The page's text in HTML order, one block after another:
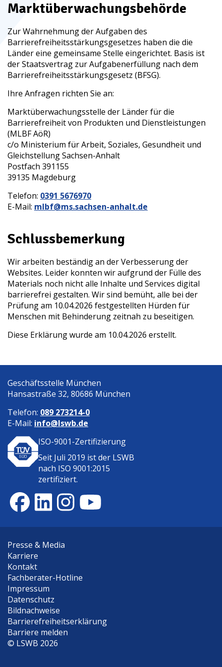
Marktüberwachungsbehörde
Zur Wahrnehmung der Aufgaben des
Barrierefreiheitsstärkungsgesetzes haben die die
Länder eine gemeinsame Stelle eingerichtet. Basis ist
der Staatsvertrag zur Aufgabenerfüllung nach dem
Barrierefreiheitsstärkungsgesetz (BFSG).
Ihre Anfragen richten Sie an:
Marktüberwachungsstelle der Länder für die
Barrierefreiheit von Produkten und Dienstleistungen
(MLBF AöR)
c/o Ministerium für Arbeit, Soziales, Gesundheit und
Gleichstellung Sachsen-Anhalt
Postfach 391155
39135 Magdeburg
Telefon: 0391 5676970
E-Mail: mlbf@ms.sachsen-anhalt.de
Schlussbemerkung
Wir arbeiten beständig an der Verbesserung der
Websites. Leider konnten wir aufgrund der Fülle des
Materials noch nicht alle Inhalte und Services digital
barrierefrei gestalten. Wir sind bemüht, alle bei der
Prüfung am 10.04.2026 festgestellten Hürden für
Menschen mit Behinderung zeitnah zu beseitigen.
Diese Erklärung wurde am 10.04.2026 erstellt.
Geschäftsstelle München
Hansastraße 32, 80686 München
Telefon: 089 273214-0
E-Mail: info@lswb.de
ISO-9001-Zertifizierung
Seit Juli 2019 ist der LSWB
nach ISO 9001:2015
zertifiziert.
Presse & Media
Karriere
Kontakt
Fachberater-Hotline
Impressum
Datenschutz
Bildnachweise
Barrierefreiheitserklärung
Barriere melden
© LSWB 2026